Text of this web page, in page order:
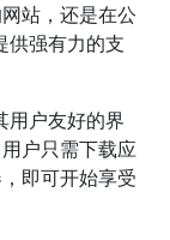
站，还是在公
供强有力的支
用户友好的界
户只需下载应
即可开始享受